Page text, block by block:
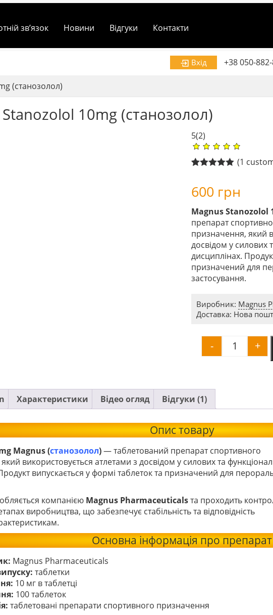
зв’язок Новини Відгуки Контакти
Вхід +38 050-
(станозолол)
10mg (станозолол)
5(2)
based on
customer
(1
600 грн
Magnus Stanozolol
препарат
призначення, який
досвідом у силових
дисциплінах.
призначений для
застосування.
Виробник: Magnus
Доставка: Нова
Magnus
- +
Характеристики Відео огляд Відгуки (1)
Опис товару
Magnus (станозолол)— таблетований препарат спортивного
використовується атлетами з досвідом у силових та
випускається у формі таблеток та призначений для
компанією Magnus Pharmaceuticalsта проходить
виробництва, що забезпечує стабільність та відповідність
Основна інформація про препарат
Magnus Pharmaceuticals
таблетки
10 мг в таблетці
100 таблеток
таблетовані препарати спортивного призначення